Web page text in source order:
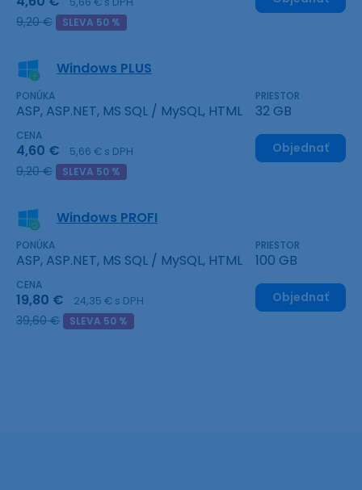
9,20 € SLEVA 50 %
Windows PLUS
PONÚKA
ASP, ASP.NET, MS SQL / MySQL, HTML
PRIESTOR
32 GB
CENA
4,60 € 5,66 € s DPH
9,20 € SLEVA 50 %
Objednať
Windows PROFI
PONÚKA
ASP, ASP.NET, MS SQL / MySQL, HTML
PRIESTOR
100 GB
CENA
19,80 € 24,35 € s DPH
39,60 € SLEVA 50 %
Objednať